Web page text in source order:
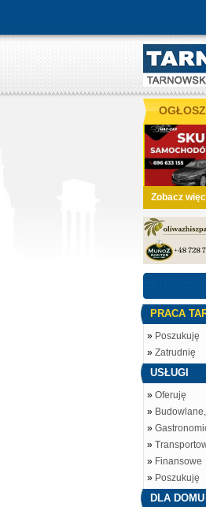
Zobacz
PRACA
» Poszukuję
» Zatrudnię
USŁUGI
» Oferuję
»
»
»
» Finansowe
» Poszukuję
DLA DOMU